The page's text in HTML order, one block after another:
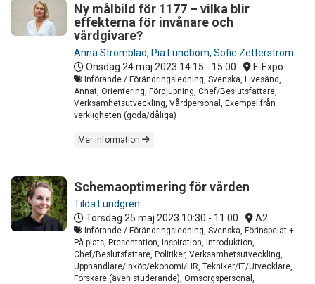
Ny målbild för 1177 – vilka blir
effekterna för invånare och
vårdgivare?
Anna Strömblad, Pia Lundbom, Sofie Zetterström
Onsdag 24 maj 2023 14:15 - 15:00 F-Expo
Införande / Förändringsledning, Svenska, Livesänd,
Annat, Orientering, Fördjupning, Chef/Beslutsfattare,
Verksamhetsutveckling, Vårdpersonal, Exempel från
verkligheten (goda/dåliga)
Mer information
Schemaoptimering för vården
Tilda Lundgren
Torsdag 25 maj 2023 10:30 - 11:00 A2
Införande / Förändringsledning, Svenska, Förinspelat +
På plats, Presentation, Inspiration, Introduktion,
Chef/Beslutsfattare, Politiker, Verksamhetsutveckling,
Upphandlare/inköp/ekonomi/HR, Tekniker/IT/Utvecklare,
Forskare (även studerande), Omsorgspersonal,